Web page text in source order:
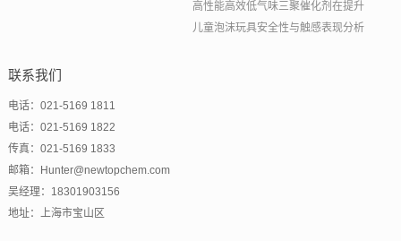
高性能高效低气味三聚催化剂在提升
儿童泡沫玩具安全性与触感表现分析
联系我们
电话：021-5169 1811
电话：021-5169 1822
传真：021-5169 1833
邮箱：Hunter@newtopchem.com
吴经理：18301903156
地址：上海市宝山区